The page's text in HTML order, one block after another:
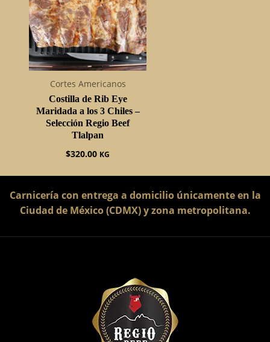
Cortes Americanos
Costilla de Rib Eye
Maridada a los 3 Chiles –
Selección Regio Beef
Tlalpan
$320.00 KG
Carnicería con entrega a domicilio únicamente en la
Ciudad de México (CDMX) y zona metropolitana.